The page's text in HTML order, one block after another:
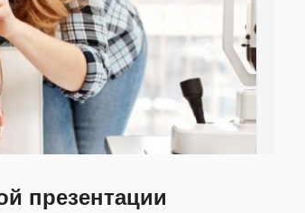
презентации